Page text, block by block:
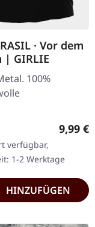
· Vor dem
| GIRLIE
100%
9,99 €
verfügbar,
1-2 Werktage
HINZUFÜGEN